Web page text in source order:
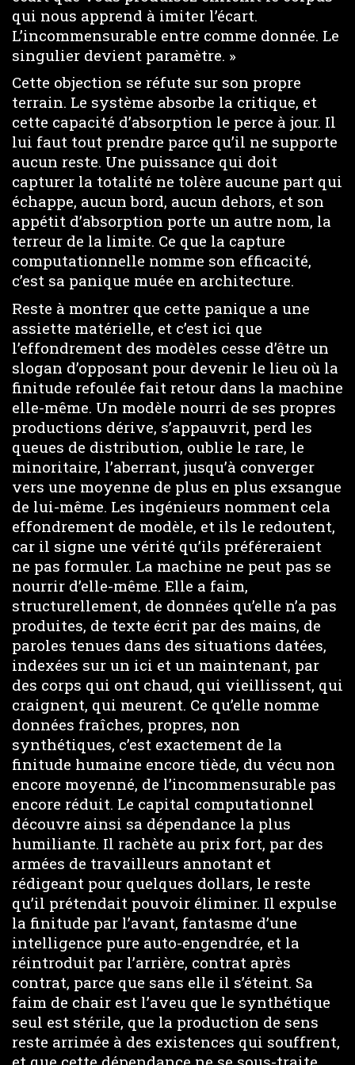
qui nous apprend à imiter l’écart.
L’incommensurable entre comme donnée. Le
singulier devient paramètre. »
Cette objection se réfute sur son propre
terrain. Le système absorbe la critique, et
cette capacité d’absorption le perce à jour. Il
lui faut tout prendre parce qu’il ne supporte
aucun reste. Une puissance qui doit
capturer la totalité ne tolère aucune part qui
échappe, aucun bord, aucun dehors, et son
appétit d’absorption porte un autre nom, la
terreur de la limite. Ce que la capture
computationnelle nomme son efficacité,
c’est sa panique muée en architecture.
Reste à montrer que cette panique a une
assiette matérielle, et c’est ici que
l’effondrement des modèles cesse d’être un
slogan d’opposant pour devenir le lieu où la
finitude refoulée fait retour dans la machine
elle-même. Un modèle nourri de ses propres
productions dérive, s’appauvrit, perd les
queues de distribution, oublie le rare, le
minoritaire, l’aberrant, jusqu’à converger
vers une moyenne de plus en plus exsangue
de lui-même. Les ingénieurs nomment cela
effondrement de modèle, et ils le redoutent,
car il signe une vérité qu’ils préféreraient
ne pas formuler. La machine ne peut pas se
nourrir d’elle-même. Elle a faim,
structurellement, de données qu’elle n’a pas
produites, de texte écrit par des mains, de
paroles tenues dans des situations datées,
indexées sur un ici et un maintenant, par
des corps qui ont chaud, qui vieillissent, qui
craignent, qui meurent. Ce qu’elle nomme
données fraîches, propres, non
synthétiques, c’est exactement de la
finitude humaine encore tiède, du vécu non
encore moyenné, de l’incommensurable pas
encore réduit. Le capital computationnel
découvre ainsi sa dépendance la plus
humiliante. Il rachète au prix fort, par des
armées de travailleurs annotant et
rédigeant pour quelques dollars, le reste
qu’il prétendait pouvoir éliminer. Il expulse
la finitude par l’avant, fantasme d’une
intelligence pure auto-engendrée, et la
réintroduit par l’arrière, contrat après
contrat, parce que sans elle il s’éteint. Sa
faim de chair est l’aveu que le synthétique
seul est stérile, que la production de sens
reste arrimée à des existences qui souffrent,
et que cette dépendance ne se sous-traite